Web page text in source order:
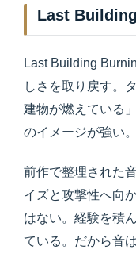
Last
Last Building
しさを取り戻す。
建物が燃えている
のイメージが強い。
前作で整理された
イズと攻撃性へ向
はない。経験を積
ている。だから音